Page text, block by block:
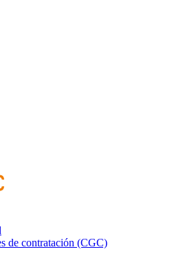
de contratación (CGC)